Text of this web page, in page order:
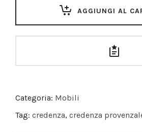
AGGIUNGI AL
Categoria: Mobili
Tag: credenza, credenza